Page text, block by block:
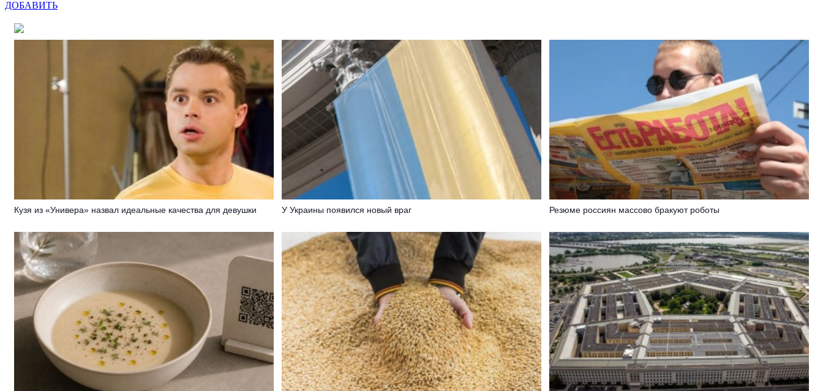
ДОБАВИТЬ
Кузя из «Универа» назвал идеальные качества для девушки У Украины появился новый враг Резюме россиян массово бракуют роботы